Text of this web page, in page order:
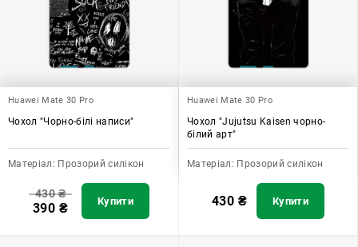
Huawei Mate 30 Pro
Чохол "Чорно-білі написи"
Матеріал: Прозорий силікон
430₴
390 ₴ Купити
Huawei Mate 30 Pro
Чохол "Jujutsu Kaisen чорно-
білий арт"
Матеріал: Прозорий силікон
430 ₴ Купити